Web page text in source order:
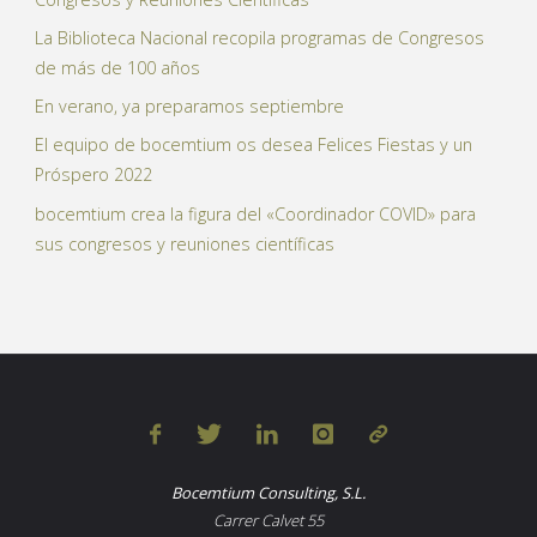
La Biblioteca Nacional recopila programas de Congresos
de más de 100 años
En verano, ya preparamos septiembre
El equipo de bocemtium os desea Felices Fiestas y un
Próspero 2022
bocemtium crea la figura del «Coordinador COVID» para
sus congresos y reuniones científicas
Bocemtium Consulting, S.L.
Carrer Calvet 55